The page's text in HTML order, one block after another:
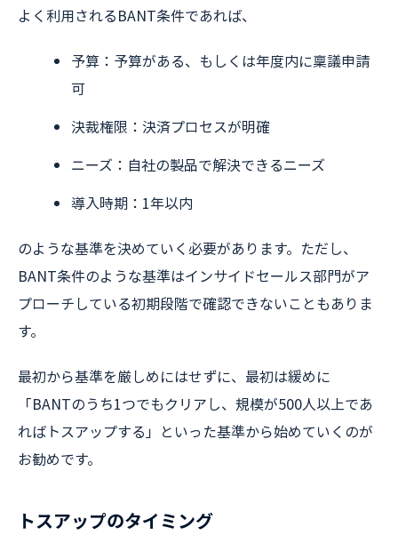
よく利用されるBANT条件であれば、
予算：予算がある、もしくは年度内に稟議申請
可
決裁権限：決済プロセスが明確
ニーズ：自社の製品で解決できるニーズ
導入時期：1年以内
のような基準を決めていく必要があります。ただし、
BANT条件のような基準はインサイドセールス部門がア
プローチしている初期段階で確認できないこともありま
す。
最初から基準を厳しめにはせずに、最初は緩めに
「BANTのうち1つでもクリアし、規模が500人以上であ
ればトスアップする」といった基準から始めていくのが
お勧めです。
トスアップのタイミング